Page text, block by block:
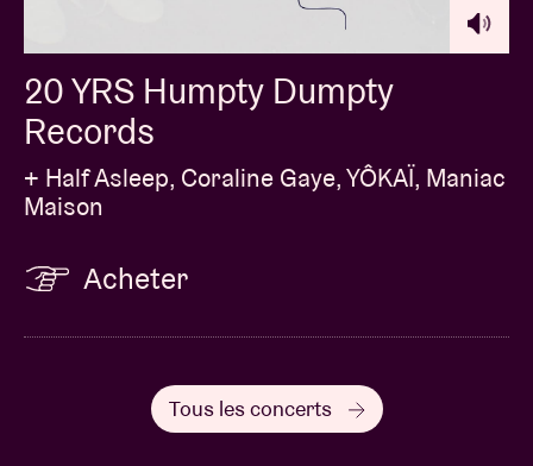
20 YRS Humpty Dumpty
Records
+ Half Asleep, Coraline Gaye, YÔKAÏ, Maniac
Maison
Acheter
Tous les concerts